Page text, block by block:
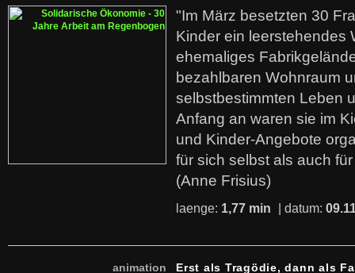
"Im März besetzten 30
Kinder ein leerstehendes
ehemaliges
bezahlbaren Wohnraum
selbstbestimmten Leben
Anfang an waren sie im
und Kinder-Angebote
für sich selbst als auch
(Anne Frisius)
laenge: 1,77 min | datum:
animation Erst als Tragödie, dann als